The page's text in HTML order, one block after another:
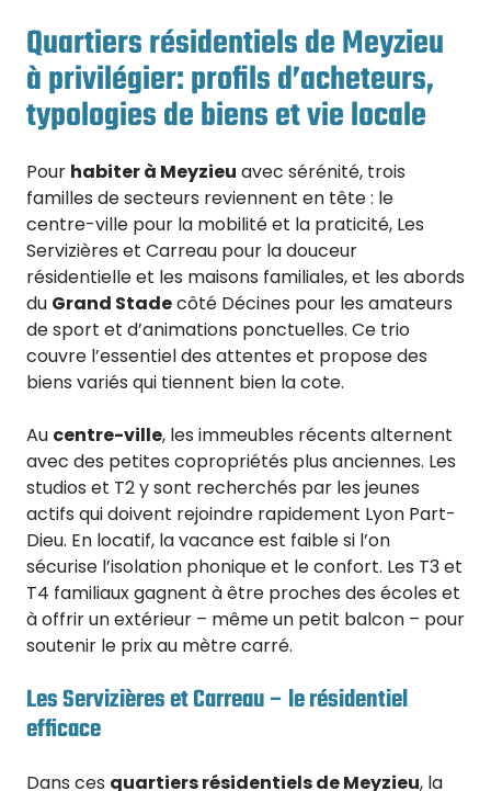
Quartiers résidentiels de Meyzieu
à privilégier: profils d’acheteurs,
typologies de biens et vie locale
Pour habiter à Meyzieu avec sérénité, trois
familles de secteurs reviennent en tête : le
centre-ville pour la mobilité et la praticité, Les
Servizières et Carreau pour la douceur
résidentielle et les maisons familiales, et les abords
du Grand Stadecôté Décines pour les amateurs
de sport et d’animations ponctuelles. Ce trio
couvre l’essentiel des attentes et propose des
biens variés qui tiennent bien la cote.
Au centre-ville, les immeubles récents alternent
avec des petites copropriétés plus anciennes. Les
studios et T2 y sont recherchés par les jeunes
actifs qui doivent rejoindre rapidement Lyon Part-
Dieu. En locatif, la vacance est faible si l’on
sécurise l’isolation phonique et le confort. Les T3 et
T4 familiaux gagnent à être proches des écoles et
à offrir un extérieur – même un petit balcon – pour
soutenir le prix au mètre carré.
Les Servizières et Carreau – le résidentiel
efficace
Dans ces quartiers résidentiels de Meyzieu, la